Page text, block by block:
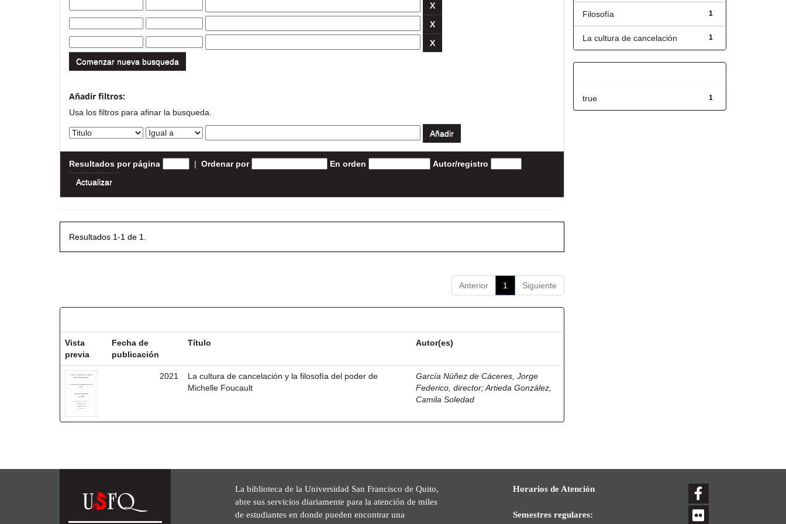
Comenzar nueva busqueda
Añadir filtros:
Usa los filtros para afinar la busqueda.
Resultados por página | Ordenar por En orden Autor/registro
Resultados 1-1 de 1.
Anterior 1 Siguiente
Vista
previa
Fecha de
publicación
Título Autor(es)
2021
La cultura de cancelación y la filosofía del poder de
Michelle Foucault
García Núñez de Cáceres, Jorge
Federico, director;Artieda González,
Camila Soledad
1
Filosofía
1
La cultura de cancelación
1
true
La biblioteca de la Universidad San Francisco de Quito,
abre sus servicios diariamente para la atención de miles
de estudiantes en donde pueden encontrar una
Horarios de Atención
Semestres regulares: